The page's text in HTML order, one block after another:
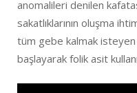
anomalileri denilen
sakatlıklarının oluşma
tüm gebe kalmak isteyen
başlayarak folik asit